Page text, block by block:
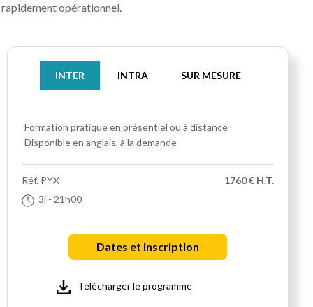
rapidement opérationnel.
INTER INTRA SUR MESURE
Formation pratique en présentiel ou à distance
Disponible en anglais, à la demande
Réf. PYX
3j - 21h00
1760 € H.T.
Dates et inscription
Télécharger le programme